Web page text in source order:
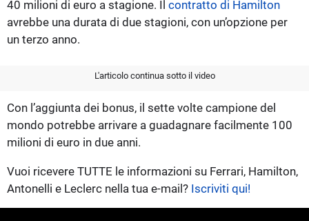
40 milioni di euro a stagione. Il contratto di Hamilton
avrebbe una durata di due stagioni, con un’opzione per
un terzo anno.
L'articolo continua sotto il video
Con l’aggiunta dei bonus, il sette volte campione del
mondo potrebbe arrivare a guadagnare facilmente 100
milioni di euro in due anni.
Vuoi ricevere TUTTE le informazioni su Ferrari, Hamilton,
Antonelli e Leclerc nella tua e-mail? Iscriviti qui!